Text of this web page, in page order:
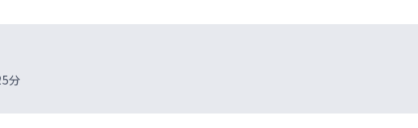
分